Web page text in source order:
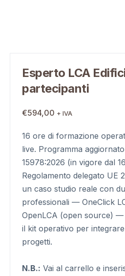
Esperto LCA
partecipanti
€594,00 + IVA
16 ore di formazione
live. Programma
15978:2026 (in vigore dal
Regolamento delegato UE
un caso studio reale con
professionali — OneClick
OpenLCA (open source)
il kit operativo per integrare
progetti.
N.B.: Vai al carrello e